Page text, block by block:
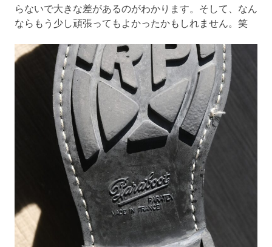
らないで大きな差があるのがわかります。そして、なん
ならもう少し頑張ってもよかったかもしれません。笑